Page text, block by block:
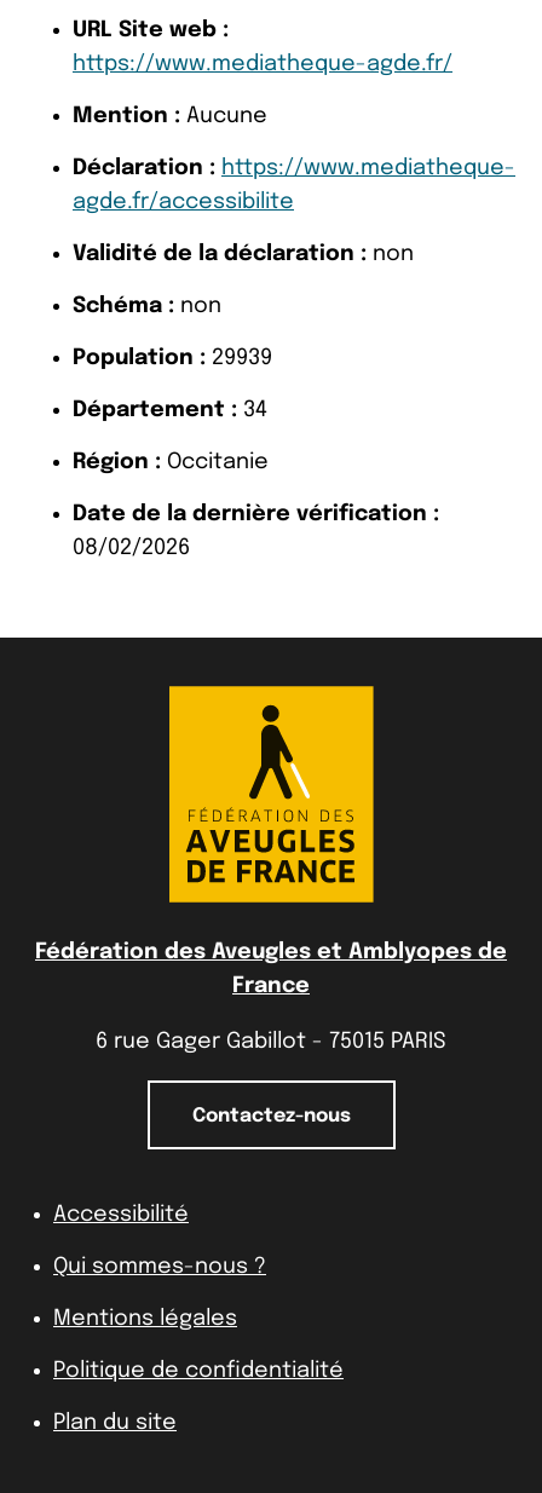
URL Site web :
https://www.mediatheque-agde.fr/
Mention : Aucune
Déclaration : https://www.mediatheque-
agde.fr/accessibilite
Validité de la déclaration : non
Schéma : non
Population : 29939
Département : 34
Région : Occitanie
Date de la dernière vérification :
08/02/2026
Fédération des Aveugles et Amblyopes de
France
6 rue Gager Gabillot - 75015 PARIS
Contactez-nous
Accessibilité
Qui sommes-nous ?
Mentions légales
Politique de confidentialité
Plan du site